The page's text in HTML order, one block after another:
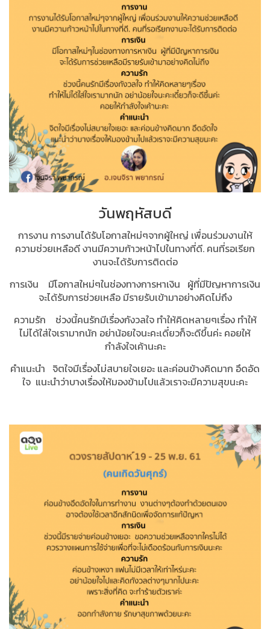
วันพฤหัสบดี
การงาน การงานได้รับโอกาสใหม่ๆจากผู้ใหญ่ เพื่อนร่วมงานให้
ความช่วยเหลือดี งานมีความก้าวหน้าไปในทางที่ดี. คนที่รอเรียก
งานจะได้รับการติดต่อ
การเงิน มีโอกาสใหม่ๆในช่องทางการหาเงิน ผู้ที่มีปัญหาการเงิน
จะได้รับการช่วยเหลือ มีรายรับเข้ามาอย่างคิดไม่ถึง
ความรัก ช่วงนี้คนรักมีเรื่องกังวลใจ ทำให้คิดหลายๆเรื่อง ทำให้
ไม่ได้ใส่ใจเรามากนัก อย่าน้อยใจนะคะเดี๋ยวก็จะดีขึ้นค่ะ คอยให้
กำลังใจเค้านะคะ
คำแนะนำ จิตใจมีเรื่องไม่สบายใจเยอะ และค่อนข้างคิดมาก อึดอัด
ใจ แนะนำว่าบางเรื่องให้มองข้ามไปแล้วเราจะมีความสุขนะคะ